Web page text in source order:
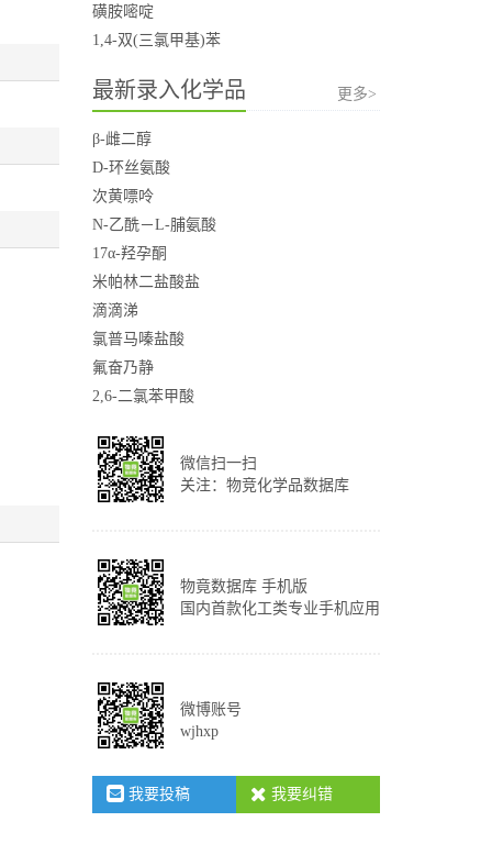
磺胺嘧啶
1,4-双(三氯甲基)苯
最新录入化学品 更多>
β-雌二醇
D-环丝氨酸
次黄嘌呤
N-乙酰－L-脯氨酸
17α-羟孕酮
米帕林二盐酸盐
滴滴涕
氯普马嗪盐酸
氟奋乃静
2,6-二氯苯甲酸
微信扫一扫
关注：物竞化学品数据库
物竟数据库 手机版
国内首款化工类专业手机应用
微博账号
wjhxp
我要投稿 我要纠错